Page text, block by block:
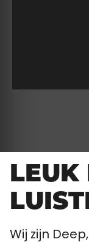
LEUK
Wij zijn